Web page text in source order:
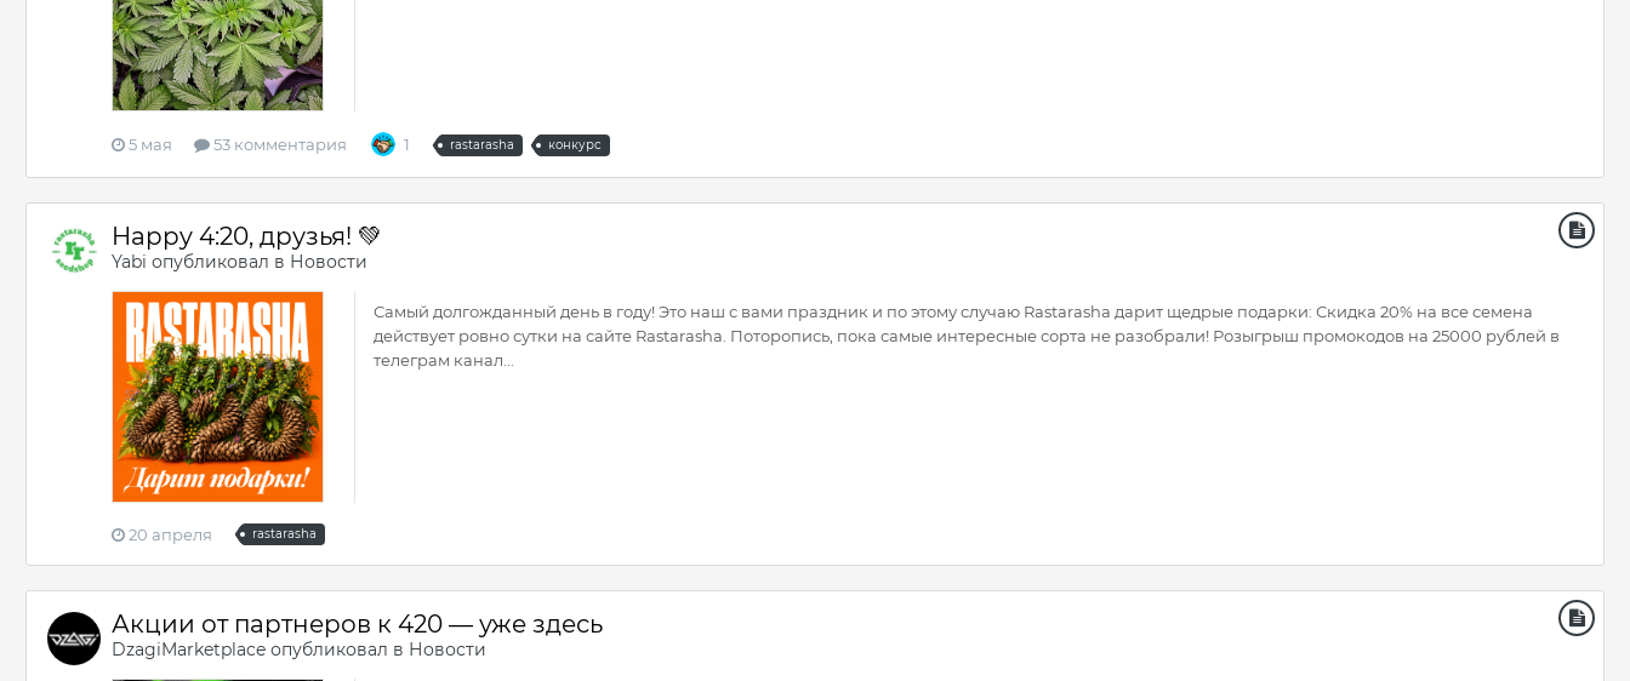
5 мая 53 комментария 1 rastarasha конкурс
Happy 4:20, друзья! 💚
Yabi опубликовал в Новости
Самый долгожданный день в году! Это наш с вами праздник и по этому случаю Rastarasha дарит щедрые подарки: Скидка 20% на все семена
действует ровно сутки на сайте Rastarasha. Поторопись, пока самые интересные сорта не разобрали! Розыгрыш промокодов на 25000 рублей в
телеграм канал...
20 апреля rastarasha
Акции от партнеров к 420 — уже здесь
DzagiMarketplace опубликовал в Новости